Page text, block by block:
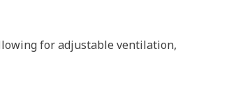
for adjustable ventilation,